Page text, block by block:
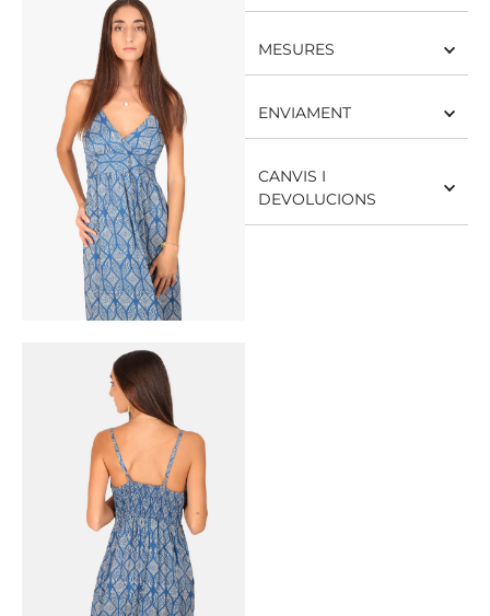
MESURES
ENVIAMENT
CANVIS I
DEVOLUCIONS